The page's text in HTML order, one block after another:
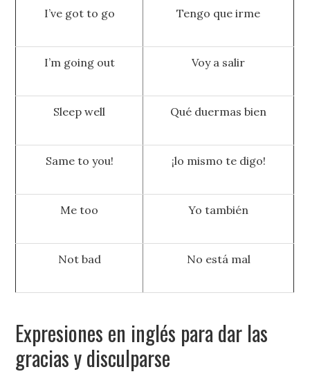
I’ve got to go Tengo que irme
I’m going out Voy a salir
Sleep well Qué duermas bien
Same to you! ¡lo mismo te digo!
Me too Yo también
Not bad No está mal
Expresiones en inglés para dar las
gracias y disculparse